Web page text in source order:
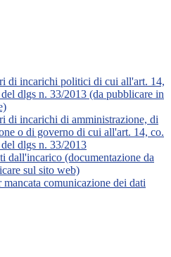
di incarichi politici di cui all'art. 14,
dlgs n. 33/2013 (da pubblicare in
di incarichi di amministrazione, di
o di governo di cui all'art. 14, co.
dlgs n. 33/2013
dall'incarico (documentazione da
sul sito web)
mancata comunicazione dei dati